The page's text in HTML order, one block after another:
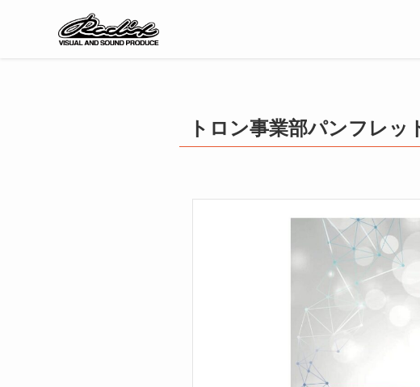
トロン事業部パンフレッ